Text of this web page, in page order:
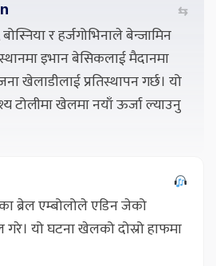
⇆
र हर्जगोभिनाले बेन्जामिन
इभान बेसिकलाई मैदानमा
खेलाडीलाई प्रतिस्थापन गर्छ। यो
टोलीमा खेलमा नयाँ ऊर्जा ल्याउनु
ब्रेल एम्बोलोले एडिन जेको
गरे। यो घटना खेलको दोस्रो हाफमा